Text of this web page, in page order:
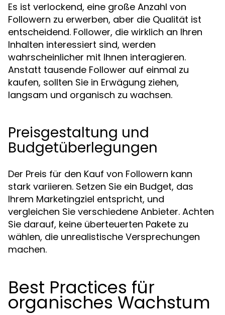
Es ist verlockend, eine große Anzahl von
Followern zu erwerben, aber die Qualität ist
entscheidend. Follower, die wirklich an Ihren
Inhalten interessiert sind, werden
wahrscheinlicher mit Ihnen interagieren.
Anstatt tausende Follower auf einmal zu
kaufen, sollten Sie in Erwägung ziehen,
langsam und organisch zu wachsen.
Preisgestaltung und
Budgetüberlegungen
Der Preis für den Kauf von Followern kann
stark variieren. Setzen Sie ein Budget, das
Ihrem Marketingziel entspricht, und
vergleichen Sie verschiedene Anbieter. Achten
Sie darauf, keine überteuerten Pakete zu
wählen, die unrealistische Versprechungen
machen.
Best Practices für
organisches Wachstum